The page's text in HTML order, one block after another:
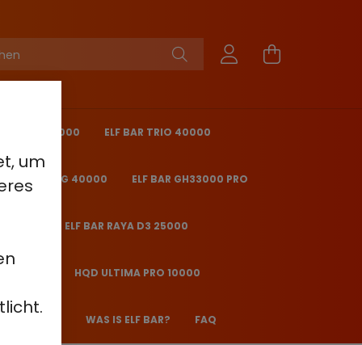
um
PRO 40000 ELF BAR TRIO 40000
BAR ICE KING 40000 ELF BAR GH33000 PRO
ELF BAR RAYA D3 25000
HQD ULTIMA PRO 10000
WAS IS ELF BAR? FAQ